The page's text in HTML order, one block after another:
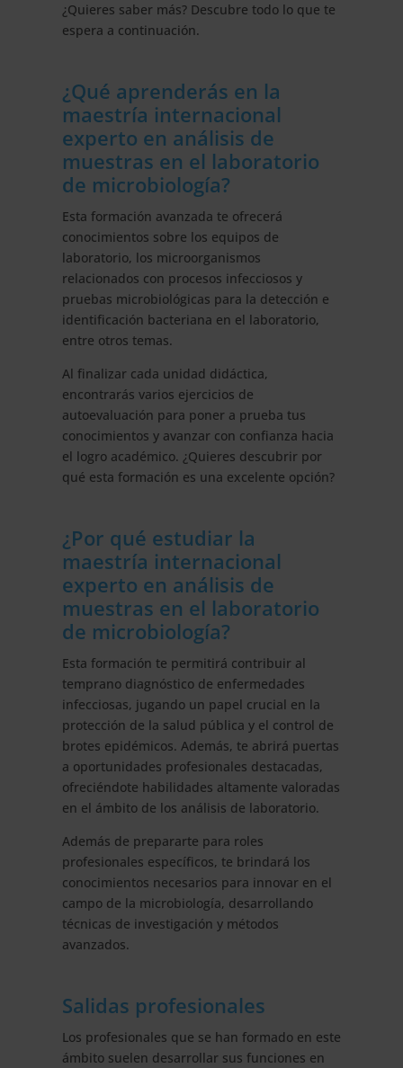
¿Quieres saber más? Descubre todo lo que te
espera a continuación.
¿Qué aprenderás en la
maestría internacional
experto en análisis de
muestras en el laboratorio
de microbiología?
Esta formación avanzada te ofrecerá
conocimientos sobre los equipos de
laboratorio, los microorganismos
relacionados con procesos infecciosos y
pruebas microbiológicas para la detección e
identificación bacteriana en el laboratorio,
entre otros temas.
Al finalizar cada unidad didáctica,
encontrarás varios ejercicios de
autoevaluación para poner a prueba tus
conocimientos y avanzar con confianza hacia
el logro académico. ¿Quieres descubrir por
qué esta formación es una excelente opción?
¿Por qué estudiar la
maestría internacional
experto en análisis de
muestras en el laboratorio
de microbiología?
Esta formación te permitirá contribuir al
temprano diagnóstico de enfermedades
infecciosas, jugando un papel crucial en la
protección de la salud pública y el control de
brotes epidémicos. Además, te abrirá puertas
a oportunidades profesionales destacadas,
ofreciéndote habilidades altamente valoradas
en el ámbito de los análisis de laboratorio.
Además de prepararte para roles
profesionales específicos, te brindará los
conocimientos necesarios para innovar en el
campo de la microbiología, desarrollando
técnicas de investigación y métodos
avanzados.
Salidas profesionales
Los profesionales que se han formado en este
ámbito suelen desarrollar sus funciones en